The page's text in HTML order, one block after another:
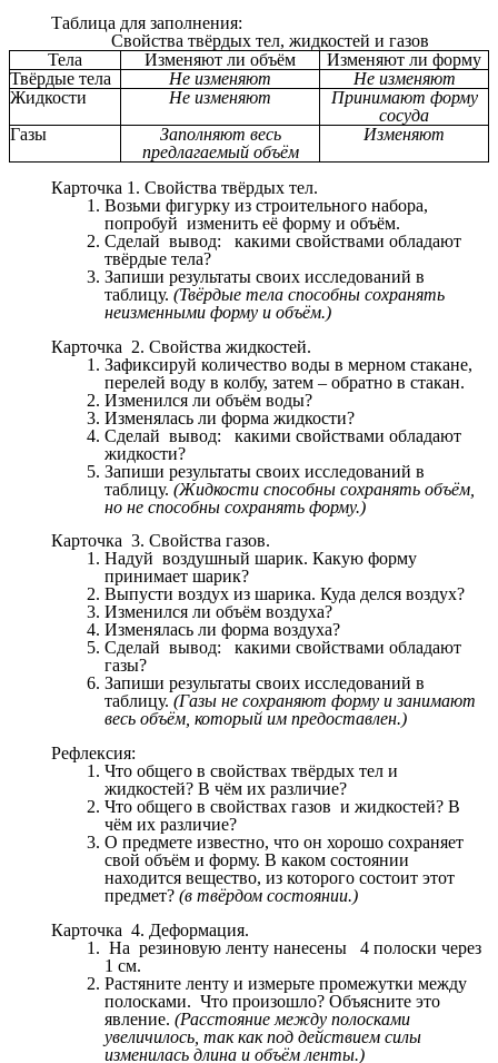
Таблица для заполнения:
Свойства твёрдых тел, жидкостей и газов
Тела
Изменяют ли объём
Изменяют ли форму
Твёрдые тела
Не изменяют
Не изменяют
Жидкости
Не изменяют
Принимают форму
сосуда
Газы
Заполняют весь
предлагаемый объём
Изменяют
Карточка 1. Свойства твёрдых тел.
Возьми фигурку из строительного набора,
попробуй изменить её форму и объём.
Сделай вывод: какими свойствами обладают
твёрдые тела?
Запиши результаты своих исследований в
таблицу. (Твёрдые тела способны сохранять
неизменными форму и объём.)
Карточка 2. Свойства жидкостей.
Зафиксируй количество воды в мерном стакане,
перелей воду в колбу, затем – обратно в стакан.
Изменился ли объём воды?
Изменялась ли форма жидкости?
Сделай вывод: какими свойствами обладают
жидкости?
Запиши результаты своих исследований в
таблицу. (Жидкости способны сохранять объём,
но не способны сохранять форму.)
Карточка 3. Свойства газов.
Надуй воздушный шарик. Какую форму
принимает шарик?
Выпусти воздух из шарика. Куда делся воздух?
Изменился ли объём воздуха?
Изменялась ли форма воздуха?
Сделай вывод: какими свойствами обладают
газы?
Запиши результаты своих исследований в
таблицу. (Газы не сохраняют форму и занимают
весь объём, который им предоставлен.)
Рефлексия:
Что общего в свойствах твёрдых тел и
жидкостей? В чём их различие?
Что общего в свойствах газов и жидкостей? В
чём их различие?
О предмете известно, что он хорошо сохраняет
свой объём и форму. В каком состоянии
находится вещество, из которого состоит этот
предмет? (в твёрдом состоянии.)
Карточка 4. Деформация.
На резиновую ленту нанесены 4 полоски через
1 см.
Растяните ленту и измерьте промежутки между
полосками. Что произошло? Объясните это
явление. (Расстояние между полосками
увеличилось, так как под действием силы
изменилась длина и объём ленты.)